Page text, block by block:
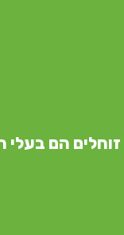
זוחלים הם בעלי